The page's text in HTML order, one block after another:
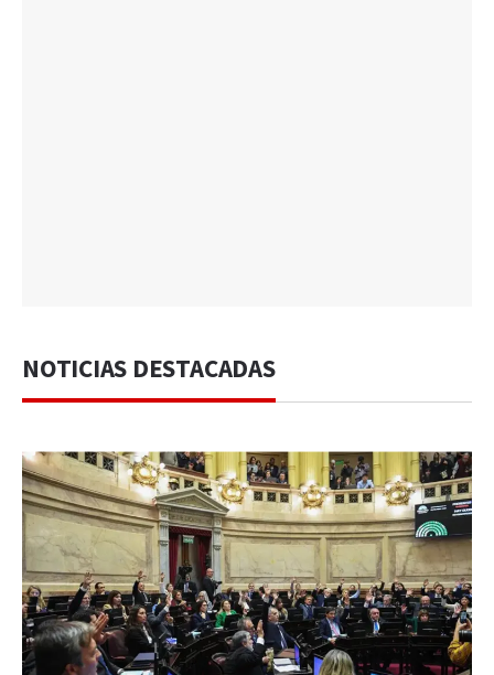
NOTICIAS DESTACADAS